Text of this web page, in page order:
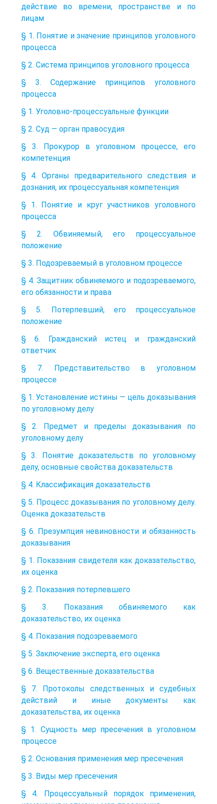
действие во времени, пространстве и по
лицам
§ 1. Понятие и значение принципов уголовного
процесса
§ 2. Система принципов уголовного процесса
§ 3. Содержание принципов уголовного
процесса
§ 1. Уголовно-процессуальные функции
§ 2. Суд — орган правосудия
§ 3. Прокурор в уголовном процессе, его
компетенция
§ 4. Органы предварительного следствия и
дознания, их процессуальная компетенция
§ 1. Понятие и круг участников уголовного
процесса
§ 2. Обвиняемый, его процессуальное
положение
§ 3. Подозреваемый в уголовном процессе
§ 4. Защитник обвиняемого и подозреваемого,
его обязанности и права
§ 5. Потерпевший, его процессуальное
положение
§ 6. Гражданский истец и гражданский
ответчик
§ 7. Представительство в уголовном
процессе
§ 1. Установление истины — цель доказывания
по уголовному делу
§ 2. Предмет и пределы доказывания по
уголовному делу
§ 3. Понятие доказательств по уголовному
делу, основные свойства доказательств
§ 4. Классификация доказательств
§ 5. Процесс доказывания по уголовному делу.
Оценка доказательств
§ 6. Презумпция невиновности и обязанность
доказывания
§ 1. Показания свидетеля как доказательство,
их оценка
§ 2. Показания потерпевшего
§ 3. Показания обвиняемого как
доказательство, их оценка
§ 4. Показания подозреваемого
§ 5. Заключение эксперта, его оценка
§ 6. Вещественные доказательства
§ 7. Протоколы следственных и судебных
действий и иные документы как
доказательства, их оценка
§ 1. Сущность мер пресечения в уголовном
процессе
§ 2. Основания применения мер пресечения
§ 3. Виды мер пресечения
§ 4. Процессуальный порядок применения,